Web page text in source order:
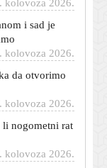
i sad je
kolovoza 2026.
da otvorimo
li nogometni rat
što će biti s